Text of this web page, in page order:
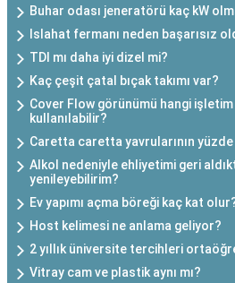
Buhar odası jeneratörü kaç kW
Islahat fermanı neden başarısız
TDI mı daha iyi dizel mi?
Kaç çeşit çatal bıçak takımı var?
Cover Flow görünümü hangi
kullanılabilir?
Caretta caretta yavrularının
Alkol nedeniyle ehliyetimi geri
yenileyebilirim?
Ev yapımı açma böreği kaç kat
Host kelimesi ne anlama geliyor?
2 yıllık üniversite tercihleri
Vitray cam ve plastik aynı mı?